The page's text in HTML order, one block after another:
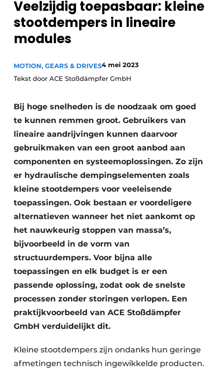
Privacy / Cookie statement
Vacature aanmelden
Vacatures
Veelzijdig toepasbaar: kleine
stootdempers in lineaire
modules
MOTION, GEARS & DRIVES4 mei 2023
Tekst door ACE Stoßdämpfer GmbH
Bij hoge snelheden is de noodzaak om goed
te kunnen remmen groot. Gebruikers van
lineaire aandrijvingen kunnen daarvoor
gebruikmaken van een groot aanbod aan
componenten en systeemoplossingen. Zo zijn
er hydraulische dempingselementen zoals
kleine stootdempers voor veeleisende
toepassingen. Ook bestaan er voordeligere
alternatieven wanneer het niet aankomt op
het nauwkeurig stoppen van massa’s,
bijvoorbeeld in de vorm van
structuurdempers. Voor bijna alle
toepassingen en elk budget is er een
passende oplossing, zodat ook de snelste
processen zonder storingen verlopen. Een
praktijkvoorbeeld van ACE Stoßdämpfer
GmbH verduidelijkt dit.
Kleine stootdempers zijn ondanks hun geringe
afmetingen technisch ingewikkelde producten.